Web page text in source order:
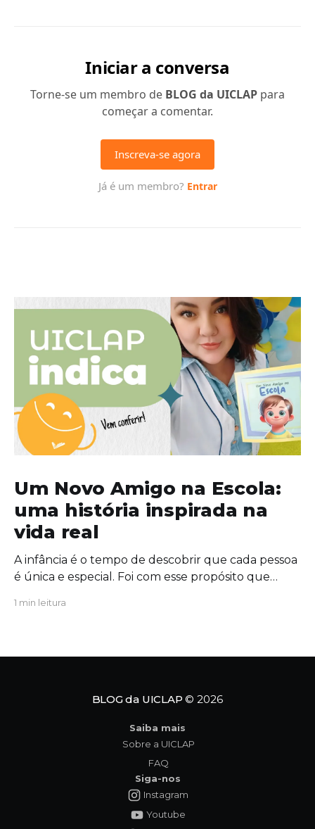
Um Novo Amigo na Escola:
uma história inspirada na
vida real
A infância é o tempo de descobrir que cada pessoa
é única e especial. Foi com esse propósito que
convida crianças, famílias e educadores a
Tavinho,
1 min leitura
BLOG da UICLAP © 2026
Saiba mais
Sobre a UICLAP
FAQ
Siga-nos
Instagram
Youtube